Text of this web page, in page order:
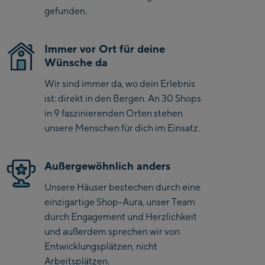
Kohlmaisbahn
Saalbach Ski-Service
Center
Viehhofen Talstation
/Valley station
McArthurGlen
Designer Outlet
Mayrhofen Zentrum
Penkenbahn Talstation
/ Valley station
gefunden.
Immer vor Ort für deine
Wünsche da
Wir sind immer da, wo dein Erlebnis
ist: direkt in den Bergen. An 30 Shops
in 9 faszinierenden Orten stehen
unsere Menschen für dich im Einsatz.
Außergewöhnlich anders
Unsere Häuser bestechen durch eine
einzigartige Shop-Aura, unser Team
durch Engagement und Herzlichkeit
und außerdem sprechen wir von
Entwicklungsplätzen, nicht
Arbeitsplätzen.